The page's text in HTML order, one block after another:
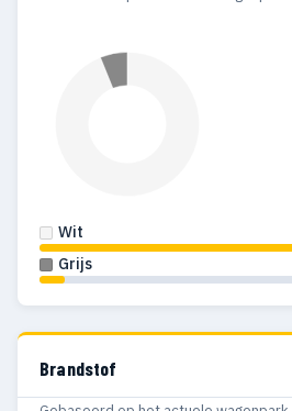
Wit
Grijs
Brandstof